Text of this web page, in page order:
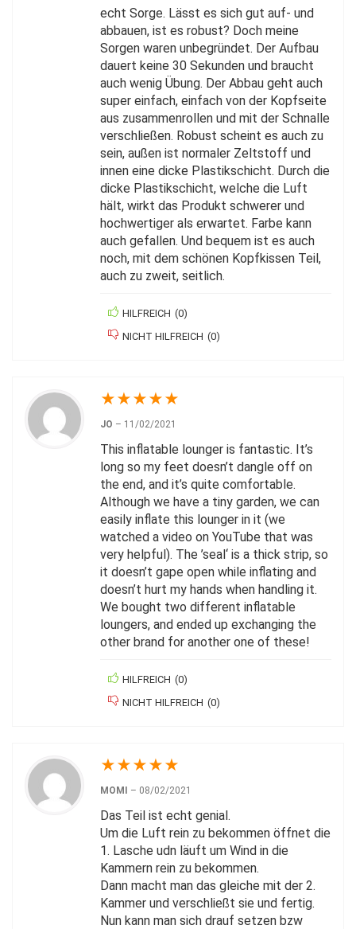
echt Sorge. Lässt es sich gut auf- und
abbauen, ist es robust? Doch meine
Sorgen waren unbegründet. Der Aufbau
dauert keine 30 Sekunden und braucht
auch wenig Übung. Der Abbau geht auch
super einfach, einfach von der Kopfseite
aus zusammenrollen und mit der Schnalle
verschließen. Robust scheint es auch zu
sein, außen ist normaler Zeltstoff und
innen eine dicke Plastikschicht. Durch die
dicke Plastikschicht, welche die Luft
hält, wirkt das Produkt schwerer und
hochwertiger als erwartet. Farbe kann
auch gefallen. Und bequem ist es auch
noch, mit dem schönen Kopfkissen Teil,
auch zu zweit, seitlich.
HILFREICH (0)
NICHT HILFREICH (0)
★★★★★
JO – 11/02/2021
This inflatable lounger is fantastic. It’s
long so my feet doesn’t dangle off on
the end, and it’s quite comfortable.
Although we have a tiny garden, we can
easily inflate this lounger in it (we
watched a video on YouTube that was
very helpful). The ’seal‘ is a thick strip, so
it doesn’t gape open while inflating and
doesn’t hurt my hands when handling it.
We bought two different inflatable
loungers, and ended up exchanging the
other brand for another one of these!
HILFREICH (0)
NICHT HILFREICH (0)
★★★★★
MOMI – 08/02/2021
Das Teil ist echt genial.
Um die Luft rein zu bekommen öffnet die
1. Lasche udn läuft um Wind in die
Kammern rein zu bekommen.
Dann macht man das gleiche mit der 2.
Kammer und verschließt sie und fertig.
Nun kann man sich drauf setzen bzw